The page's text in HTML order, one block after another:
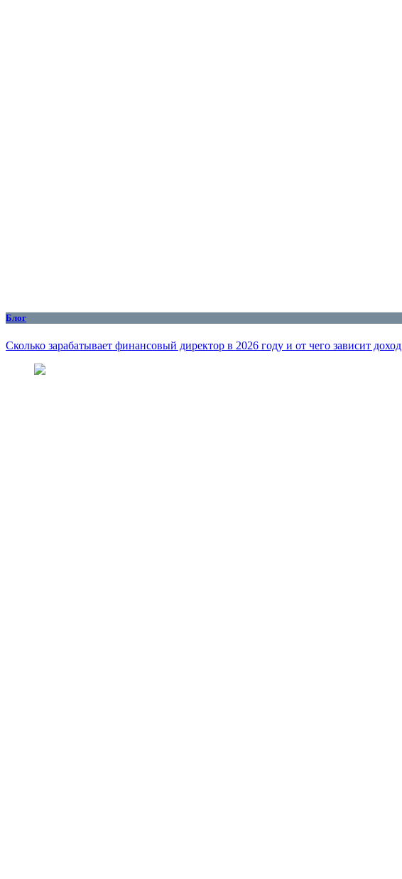
Блог
Сколько зарабатывает финансовый директор в 2026 году и от чего зависит доход